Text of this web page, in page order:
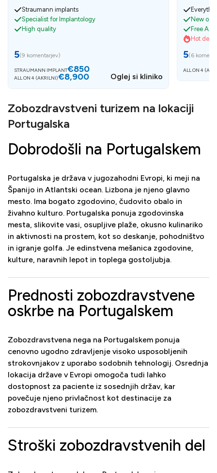
Straumann implants
Specialist for Implantology
High quality
5(9 komentarjev)
STRAUMANN IMPLANT€850
ALL ON 4 (AKRILNI)€8,900 Oglej si kliniko
New on
Free Air
Hot deals
5(6
ALL ON 4
Zobozdravstveni turizem na lokaciji
Portugalska
Dobrodošli na Portugalskem
Portugalska je država v jugozahodni Evropi, ki meji na
Španijo in Atlantski ocean. Lizbona je njeno glavno
mesto. Ima bogato zgodovino, čudovito obalo in
živahno kulturo. Portugalska ponuja zgodovinska
mesta, slikovite vasi, osupljive plaže, okusno kulinariko
in aktivnosti na prostem, kot so deskanje, pohodništvo
in igranje golfa. Je edinstvena mešanica zgodovine,
kulture, naravnih lepot in toplega gostoljubja.
Prednosti zobozdravstvene
oskrbe na Portugalskem
Zobozdravstvena nega na Portugalskem ponuja
cenovno ugodno zdravljenje visoko usposobljenih
strokovnjakov z uporabo sodobnih tehnologij. Osrednja
lokacija države v Evropi omogoča tudi lahko
dostopnost za paciente iz sosednjih držav, kar
povečuje njeno privlačnost kot destinacije za
zobozdravstveni turizem.
Stroški zobozdravstvenih del